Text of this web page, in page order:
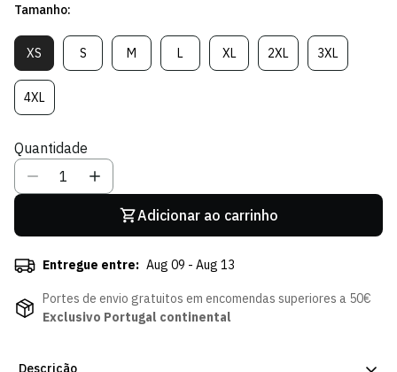
Sócio
Tamanho:
XSVariante
Esgotada
Ou
Indisponível
SVariante
Esgotada
MVariante
Esgotada
LVariante
Esgotada
XLVariante
Esgotada
2XLVariante
Esgotada
3XLVariante
Esgotada
4XLVariante
Esgotada
Indisponível
Quantidade
Adicionar ao carrinho
Entregue entre: Aug 09 - Aug 13
Portes de envio gratuitos em encomendas superiores a 50€
Exclusivo Portugal continental
Descrição